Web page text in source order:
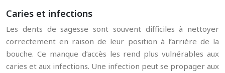
Caries et infections
Les dents de sagesse sont souvent difficiles à nettoyer
correctement en raison de leur position à l’arrière de la
bouche. Ce manque d’accès les rend plus vulnérables aux
caries et aux infections. Une infection peut se propager aux